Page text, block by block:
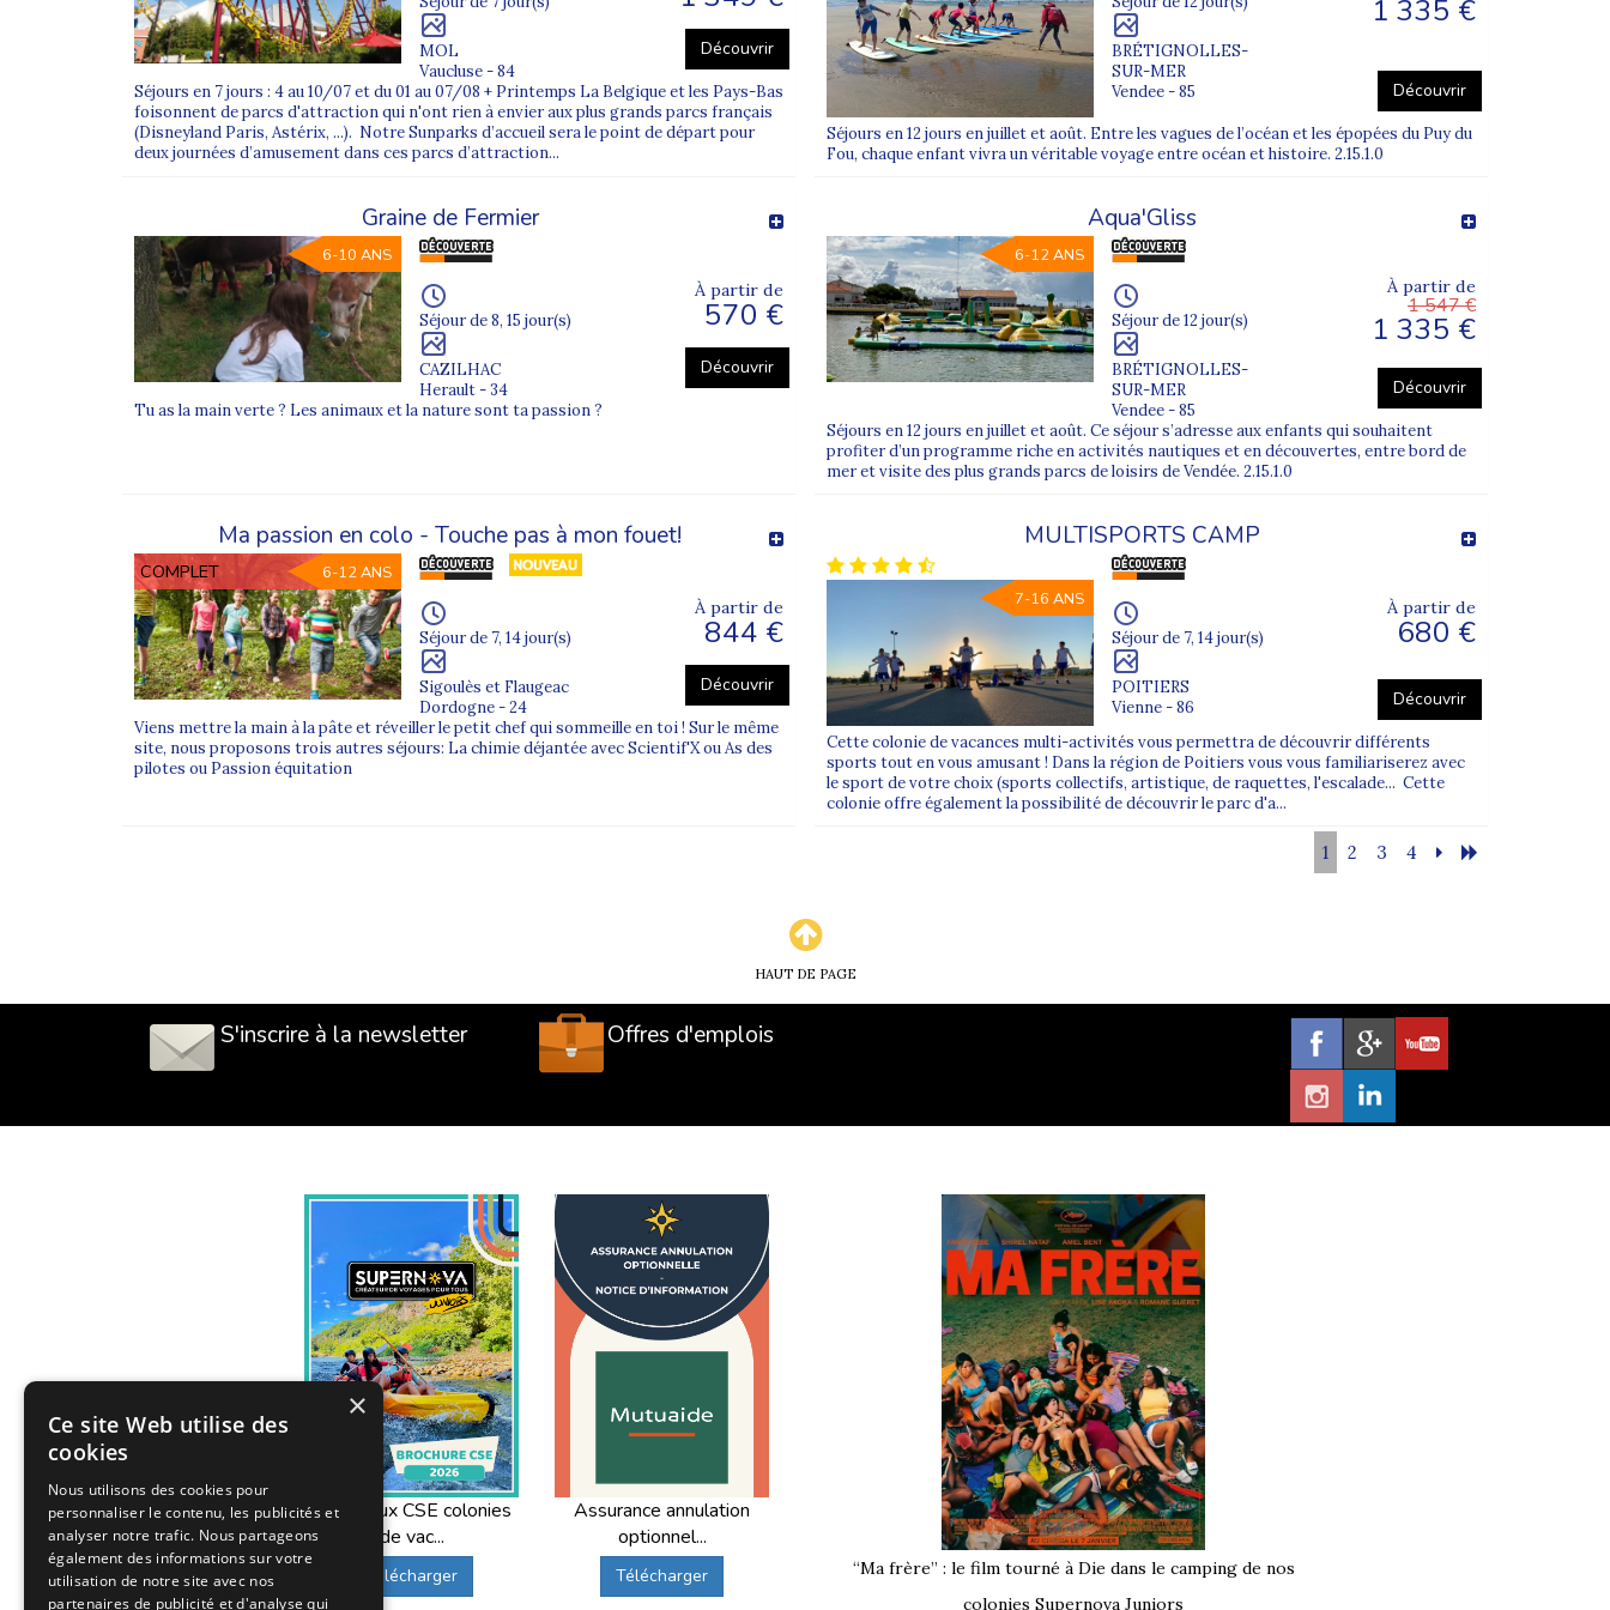
Où trouver les colonies multi-activités Supernova Juniors ?
Vous pouvez découvrir l’ensemble de nos colonies de vacances Supernova Juniors directement sur notre site et choisir le séjour le plus adapté à votre enfant.
MOL
Vaucluse - 84
Découvrir
Séjours en 7 jours : 4 au 10/07 et du 01 au 07/08 + Printemps La Belgique et les Pays-Bas
foisonnent de parcs d'attraction qui n'ont rien à envier aux plus grands parcs français
(Disneyland Paris, Astérix, ...). Notre Sunparks d’accueil sera le point de départ pour
deux journées d’amusement dans ces parcs d’attraction...
BRÉTIGNOLLES-
SUR-MER
Vendee - 85
1 335 €
Découvrir
Séjours en 12 jours en juillet et août. Entre les vagues de l’océan et les épopées du Puy du
Fou, chaque enfant vivra un véritable voyage entre océan et histoire. 2.15.1.0
Graine de Fermier
6-10 ANS
Séjour de 8, 15 jour(s)
CAZILHAC
Herault - 34
À partir de
570 €
Découvrir
Tu as la main verte ? Les animaux et la nature sont ta passion ?
Aqua'Gliss
6-12 ANS
Séjour de 12 jour(s)
BRÉTIGNOLLES-
SUR-MER
Vendee - 85
À partir de
1 547 €
1 335 €
Découvrir
Séjours en 12 jours en juillet et août. Ce séjour s’adresse aux enfants qui souhaitent
profiter d’un programme riche en activités nautiques et en découvertes, entre bord de
mer et visite des plus grands parcs de loisirs de Vendée. 2.15.1.0
Ma passion en colo - Touche pas à mon fouet!
COMPLET 6-12 ANS
Séjour de 7, 14 jour(s)
Sigoulès et Flaugeac
Dordogne - 24
À partir de
844 €
Découvrir
Viens mettre la main à la pâte et réveiller le petit chef qui sommeille en toi ! Sur le même
site, nous proposons trois autres séjours: La chimie déjantée avec Scientif'X ou As des
pilotes ou Passion équitation
MULTISPORTS CAMP
7-16 ANS
Séjour de 7, 14 jour(s)
POITIERS
Vienne - 86
À partir de
680 €
Découvrir
Cette colonie de vacances multi-activités vous permettra de découvrir différents
sports tout en vous amusant ! Dans la région de Poitiers vous vous familiariserez avec
le sport de votre choix (sports collectifs, artistique, de raquettes, l'escalade... Cette
colonie offre également la possibilité de découvrir le parc d'a...
1 2 3 4
HAUT DE PAGE
S'inscrire à la newsletter Offres d'emplois
Offres aux CSE colonies
de vac...
Télécharger
Assurance annulation
optionnel...
Télécharger
“Ma frère” : le film tourné à Die dans le camping de nos
colonies Supernova Juniors
×
Ce site Web utilise des
cookies
Nous utilisons des cookies pour
personnaliser le contenu, les publicités et
analyser notre trafic. Nous partageons
également des informations sur votre
utilisation de notre site avec nos
partenaires de publicité et d'analyse qui